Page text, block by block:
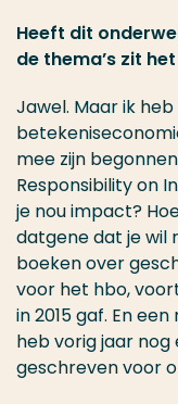
Heeft dit
de thema’s zit
Jawel. Maar ik
mee zijn
Responsibility on
je nou impact?
datgene dat je wil
boeken over
voor het hbo,
in 2015 gaf. En
heb vorig jaar
geschreven voor